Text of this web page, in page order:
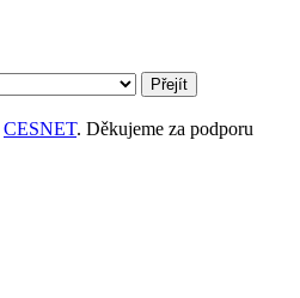
CESNET. Děkujeme za podporu